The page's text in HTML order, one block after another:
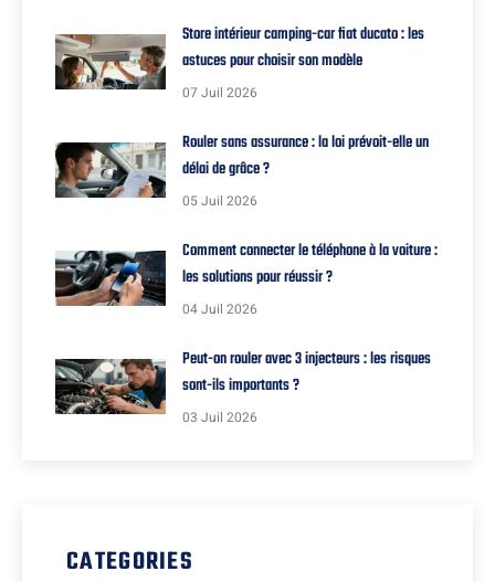
Store intérieur camping-car fiat ducato : les
astuces pour choisir son modèle
07 Juil 2026
Rouler sans assurance : la loi prévoit-elle un
délai de grâce ?
05 Juil 2026
Comment connecter le téléphone à la voiture :
les solutions pour réussir ?
04 Juil 2026
Peut-on rouler avec 3 injecteurs : les risques
sont-ils importants ?
03 Juil 2026
CATEGORIES